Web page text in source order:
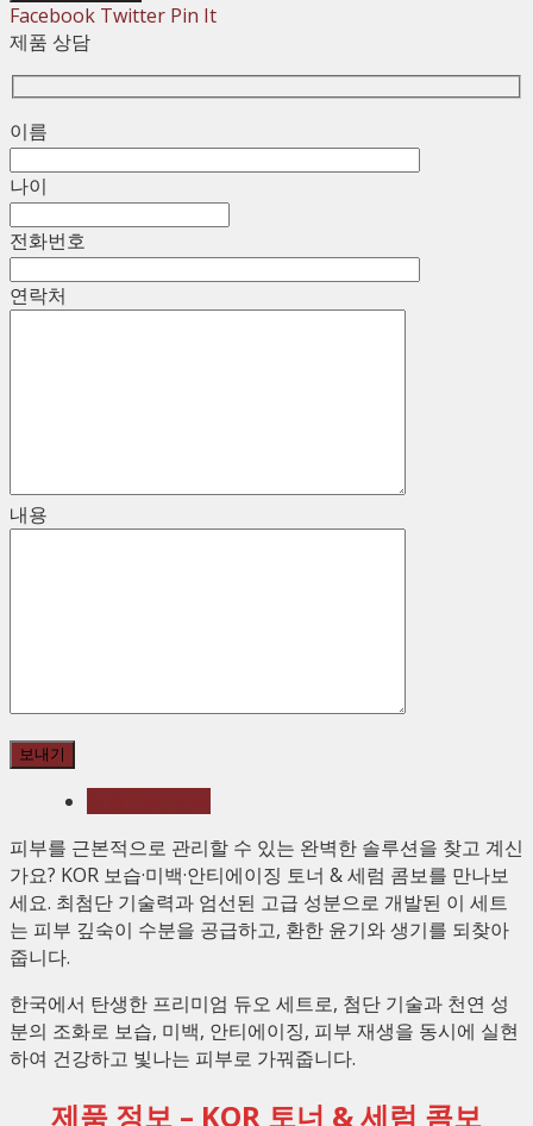
Facebook Twitter Pin It
제품 상담
이름
나이
전화번호
연락처
내용
피부를 근본적으로 관리할 수 있는 완벽한 솔루션을 찾고 계신
가요? KOR 보습·미백·안티에이징 토너 & 세럼 콤보를 만나보
세요. 최첨단 기술력과 엄선된 고급 성분으로 개발된 이 세트
는 피부 깊숙이 수분을 공급하고, 환한 윤기와 생기를 되찾아
줍니다.
한국에서 탄생한 프리미엄 듀오 세트로, 첨단 기술과 천연 성
분의 조화로 보습, 미백, 안티에이징, 피부 재생을 동시에 실현
하여 건강하고 빛나는 피부로 가꿔줍니다.
제품 정보 – KOR 토너 & 세럼 콤보